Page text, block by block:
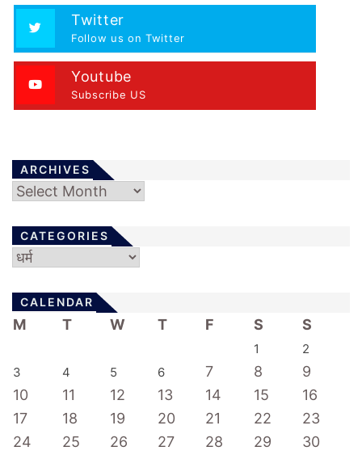
i
a
i
Twitter
Follow us on Twitter
Youtube
Subscribe US
ARCHIVES
Archives
CATEGORIES
Categories
CALENDAR
M T W T F S S
1
2
3
4 5 6 7 8
9
10
11 12 13 14 15
16
17
18 19 20 21 22
23
24
25 26 27 28 29
30